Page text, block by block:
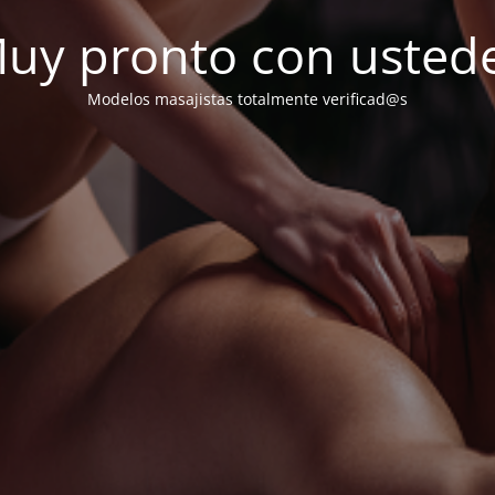
pronto con
Modelos masajistas totalmente verificad@s